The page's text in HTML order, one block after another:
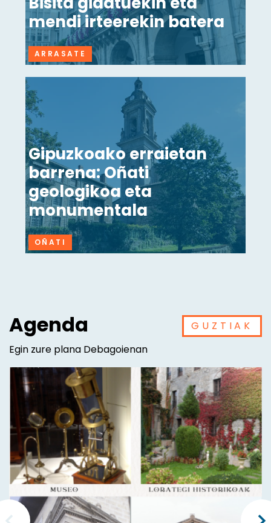
mendi irteerekin batera
ARRASATE
Gipuzkoako erraietan
barrena: Oñati
geologikoa eta
monumentala
OÑATI
Agenda
Egin zure plana Debagoienan
GUZTIAK